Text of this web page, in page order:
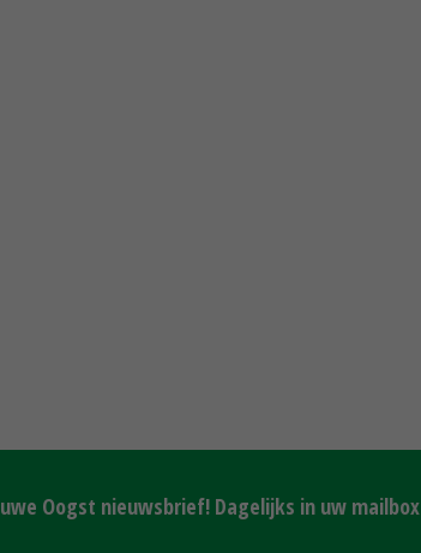
Oogst nieuwsbrief! Dagelijks in uw mailbox